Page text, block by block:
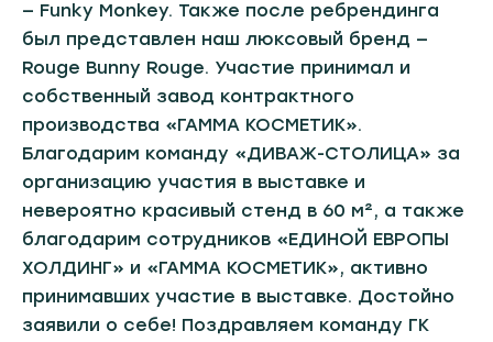
— Funky Monkey. Также после ребрендинга
был представлен наш люксовый бренд —
Rouge Bunny Rouge. Участие принимал и
собственный завод контрактного
производства «ГАММА КОСМЕТИК».
Благодарим команду «ДИВАЖ-СТОЛИЦА» за
организацию участия в выставке и
невероятно красивый стенд в 60 м², а также
благодарим сотрудников «ЕДИНОЙ ЕВРОПЫ
ХОЛДИНГ» и «ГАММА КОСМЕТИК», активно
принимавших участие в выставке. Достойно
заявили о себе! Поздравляем команду ГК